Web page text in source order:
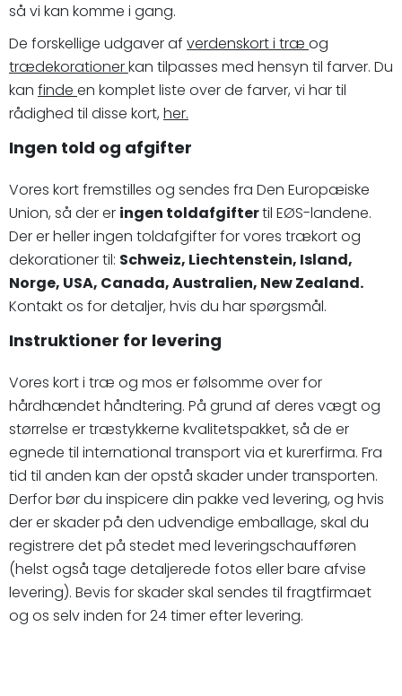
så vi kan komme i gang.
De forskellige udgaver af verdenskort i træ og
trædekorationerkan tilpasses med hensyn til farver. Du
kan finde en komplet liste over de farver, vi har til
rådighed til disse kort, her.
Ingen told og afgifter
Vores kort fremstilles og sendes fra Den Europæiske
Union, så der er ingen toldafgiftertil EØS-landene.
Der er heller ingen toldafgifter for vores trækort og
dekorationer til: Schweiz, Liechtenstein, Island,
Norge, USA, Canada, Australien, New Zealand.
Kontakt os for detaljer, hvis du har spørgsmål.
Instruktioner for levering
Vores kort i træ og mos er følsomme over for
hårdhændet håndtering. På grund af deres vægt og
størrelse er træstykkerne kvalitetspakket, så de er
egnede til international transport via et kurerfirma. Fra
tid til anden kan der opstå skader under transporten.
Derfor bør du inspicere din pakke ved levering, og hvis
der er skader på den udvendige emballage, skal du
registrere det på stedet med leveringschaufføren
(helst også tage detaljerede fotos eller bare afvise
levering). Bevis for skader skal sendes til fragtfirmaet
og os selv inden for 24 timer efter levering.